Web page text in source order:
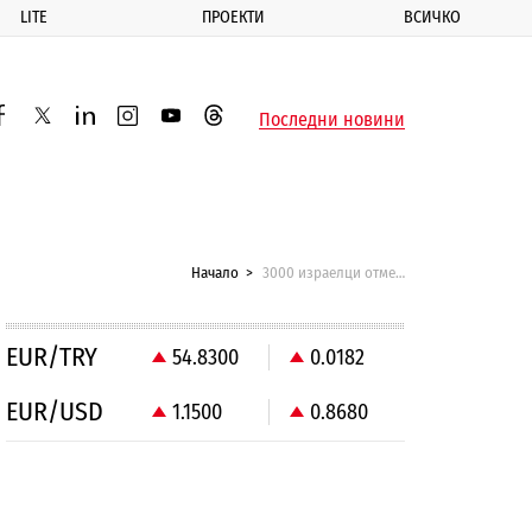
LITE ПРОЕКТИ ВСИЧКО
twitterlinkedininstagram
youtubethreadsПоследни новини
Начало 3000 израелци отменили почивките си у нас
EUR/TRY 54.8300 0.0182
EUR/USD 1.1500 0.8680